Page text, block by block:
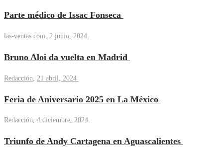
Parte médico de Issac Fonseca
las-ventas.com 2 junio, 2024
Bruno Aloi da vuelta en Madrid
Redacción 21 abril, 2024
Feria de Aniversario 2025 en La México
Redacción, 4 diciembre, 2024
Triunfo de Andy Cartagena en Aguascalientes